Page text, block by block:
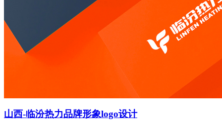
山西-临汾热力品牌形象logo设计